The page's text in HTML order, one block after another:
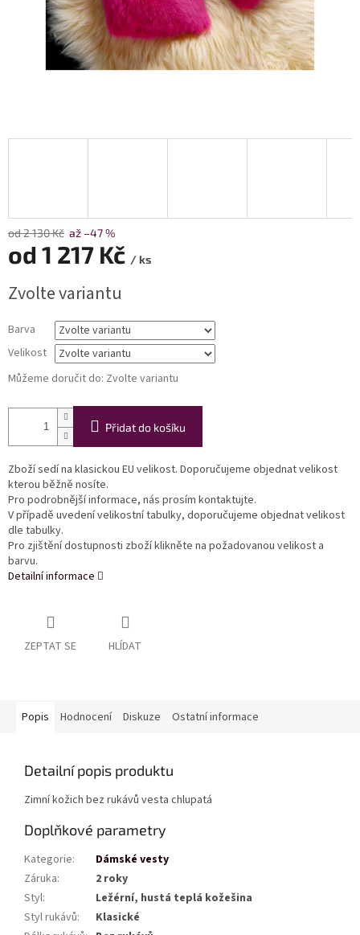
od 2 130 Kč až –47 %
od 1 217 Kč / ks
cena:
Zvolte variantu
Barva
Velikost
Můžeme doručit do: Zvolte variantu
Přidat do košíku
Zboží sedí na klasickou EU velikost. Doporučujeme objednat velikost
kterou běžně nosíte.
Pro podrobnější informace, nás prosím kontaktujte.
V případě uvedení velikostní tabulky, doporučujeme objednat velikost
dle tabulky.
Pro zjištění dostupnosti zboží klikněte na požadovanou velikost a
barvu.
Detailní informace
ZEPTAT SE HLÍDAT
Popis Hodnocení Diskuze Ostatní informace
Detailní popis produktu
Zimní kožich bez rukávů vesta chlupatá
Doplňkové parametry
Kategorie:
Dámské vesty
Záruka:
2 roky
Styl:
Ležérní, hustá teplá kožešina
Styl rukávů:
Klasické